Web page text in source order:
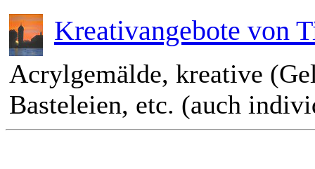
Kreativangebote von
Acrylgemälde, kreative
Basteleien, etc. (auch